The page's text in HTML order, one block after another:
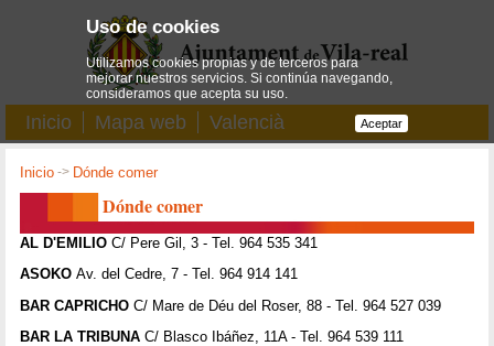
Inicio Mapa web Valencià
Inicio -> Dónde comer
Dónde comer
AL D'EMILIO C/ Pere Gil, 3 - Tel. 964 535 341
ASOKO Av. del Cedre, 7 - Tel. 964 914 141
BAR CAPRICHO C/ Mare de Déu del Roser, 88 - Tel. 964 527 039
BAR LA TRIBUNA C/ Blasco Ibáñez, 11A - Tel. 964 539 111
Uso de cookies
Utilizamos cookies propias y de terceros para
mejorar nuestros servicios. Si continúa navegando,
consideramos que acepta su uso.
Aceptar